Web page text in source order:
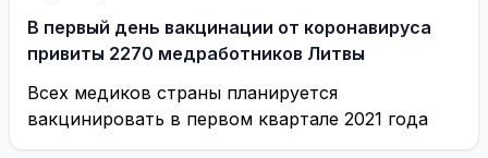
В первый день вакцинации от коронавируса
привиты 2270 медработников Литвы
Всех медиков страны планируется
вакцинировать в первом квартале 2021 года